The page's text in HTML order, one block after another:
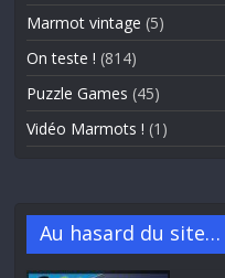
Marmot vintage (5)
On teste ! (814)
Puzzle Games (45)
Vidéo Marmots ! (1)
Au hasard du site…